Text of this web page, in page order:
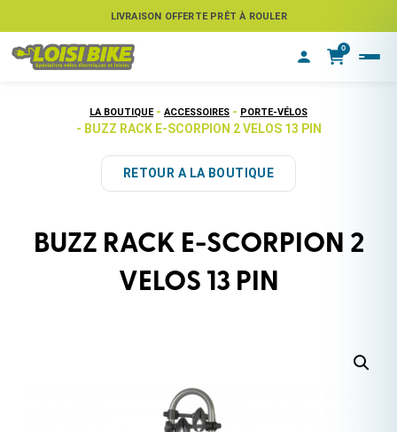
LIVRAISON OFFERTE PRÊT À ROULER
ASSUREZ VOTRE VÉLO CONTRE LE VOL
0
LA BOUTIQUE - ACCESSOIRES - PORTE-VÉLOS
- BUZZ RACK E-SCORPION 2 VELOS 13 PIN
RETOUR A LA BOUTIQUE
BUZZ RACK E-SCORPION 2
VELOS 13 PIN